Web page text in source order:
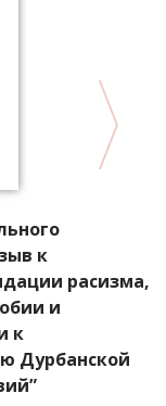
к
расизма,
и
к
Дурбанской